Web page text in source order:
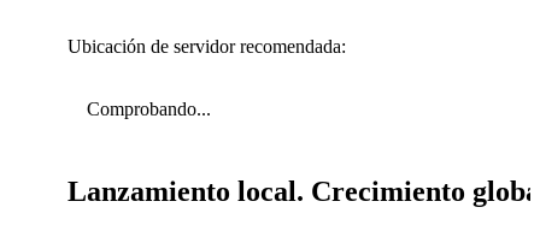
Ubicación de servidor recomendada:
Comprobando...
Lanzamiento local. Crecimiento